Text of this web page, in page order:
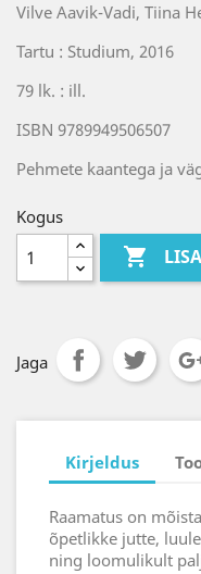
Vilve Aavik-Vadi, Tiina
Tartu : Studium, 2016
79 lk. : ill.
ISBN 9789949506507
Pehmete kaantega ja
Kogus

Jaga
Kirjeldus
Raamatus on
õpetlikke jutte,
ning loomulikult